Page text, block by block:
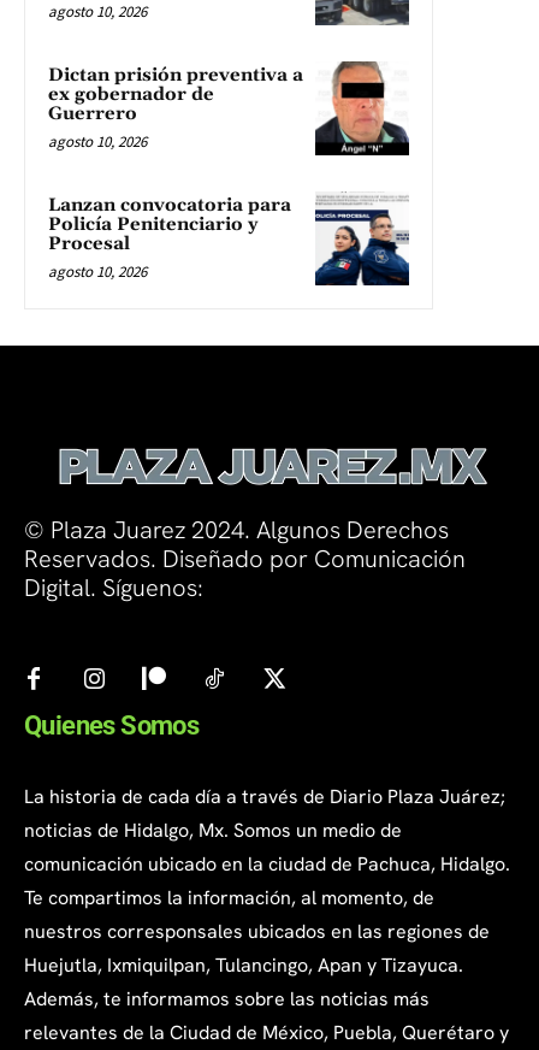
agosto 10, 2026
Dictan prisión preventiva a
ex gobernador de
Guerrero
agosto 10, 2026
Lanzan convocatoria para
Policía Penitenciario y
Procesal
agosto 10, 2026
© Plaza Juarez 2024. Algunos Derechos
Reservados. Diseñado por Comunicación
Digital. Síguenos:
Quienes Somos
La historia de cada día a través de Diario Plaza Juárez;
noticias de Hidalgo, Mx. Somos un medio de
comunicación ubicado en la ciudad de Pachuca, Hidalgo.
Te compartimos la información, al momento, de
nuestros corresponsales ubicados en las regiones de
Huejutla, Ixmiquilpan, Tulancingo, Apan y Tizayuca.
Además, te informamos sobre las noticias más
relevantes de la Ciudad de México, Puebla, Querétaro y